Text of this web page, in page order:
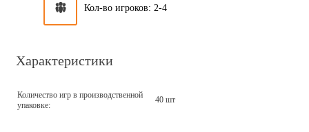
Кол-во игроков: 2-4
Характеристики
Количество игр в производственной
упаковке:
40 шт